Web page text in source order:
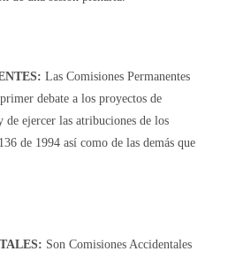
Las Comisiones Permanentes
debate a los proyectos de
de ejercer las atribuciones de los
de 1994 así como de las demás que
Son Comisiones Accidentales